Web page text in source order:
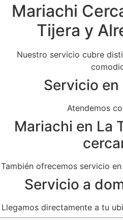
Mariachi
Tijera y
Nuestro servicio cubre
Servicio en
Atendemos
Mariachi en La
También ofrecemos servicio
Servicio a
Llegamos directamente a tu